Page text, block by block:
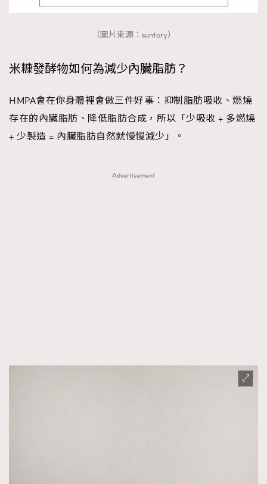
EmpowerF
FashionWeek FigaroAesthetic
（圖片來源：suntory）
米糠發酵物如何為減少內臟脂肪？
HMPA會在你身體裡會做三件好事：抑制脂肪吸收、燃燒
存在的內臟脂肪、降低脂肪合成，所以「少吸收 + 多燃燒
+ 少製造 = 內臟脂肪自然就慢慢減少」。
Advertisement